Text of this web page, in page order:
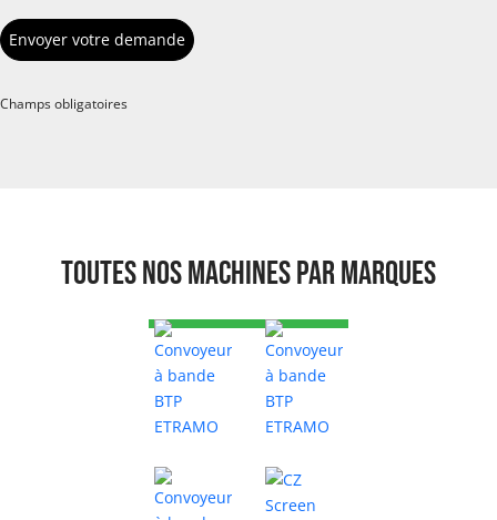
Champs obligatoires
Toutes nos machines par marques